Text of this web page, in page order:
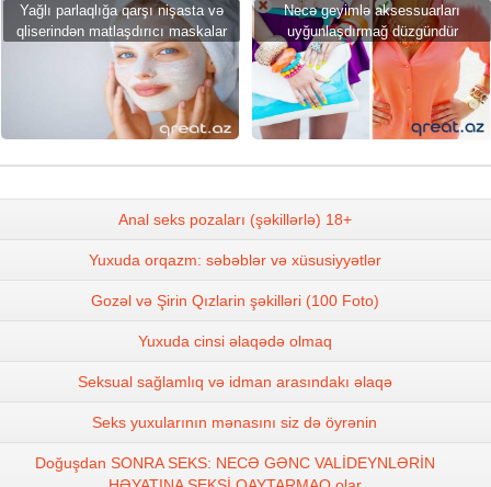
Yağlı parlaqlığa qarşı nişasta və
qliserindən matlaşdırıcı maskalar
Necə geyimlə aksessuarları
uyğunlaşdırmağ düzgündür
Anal seks pozaları (şəkillərlə) 18+
Yuxuda orqazm: səbəblər və xüsusiyyətlər
Gozəl və Şirin Qızlarin şəkilləri (100 Foto)
Yuxuda cinsi əlaqədə olmaq
Seksual sağlamlıq və idman arasındakı əlaqə
Seks yuxularının mənasını siz də öyrənin
Doğuşdan SONRA SEKS: NECƏ GƏNC VALİDEYNLƏRİN